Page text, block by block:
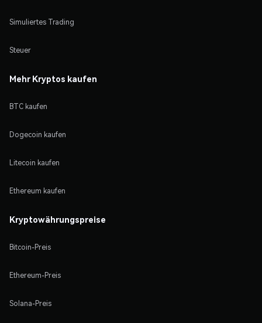
Simuliertes Trading
Steuer
Mehr Kryptos kaufen
BTC kaufen
Dogecoin kaufen
Litecoin kaufen
Ethereum kaufen
Kryptowährungspreise
Bitcoin-Preis
Ethereum-Preis
Solana-Preis